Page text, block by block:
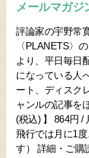
メールマガジ
評論家の宇野常
〈PLANETS〉
より、平日毎日
になっている人
ート、ディスク
ャンルの記事を
(税込) 】 864円 /
飛行では月に1
す） 詳細・ご購